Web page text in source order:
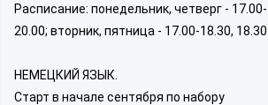
Расписание: понедельник, четверг -
20.00; вторник, пятница - 17.00-18.30,
НЕМЕЦКИЙ ЯЗЫК.
Старт в начале сентября по набору